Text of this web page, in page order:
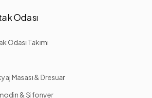
Odası
Odası Takımı
Masası & Dresuar
& Şifonyer